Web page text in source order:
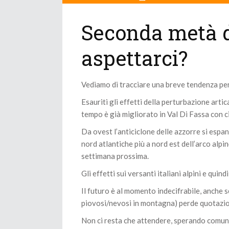
Seconda metà
aspettarci?
Vediamo di tracciare una breve tendenza
Esauriti gli effetti della perturbazione
tempo è già migliorato in Val Di Fassa con
Da ovest l’anticiclone delle azzorre si
nord atlantiche più a nord est dell’arco
settimana prossima.
Gli effetti sui versanti italiani alpini e
Il futuro è al momento indecifrabile, anche
piovosi/nevosi in montagna) perde
Non ci resta che attendere, sperando